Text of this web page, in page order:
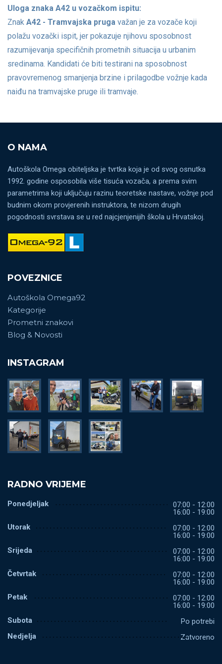
Uloga znaka A42 u vozačkom ispitu:
Znak A42 - Tramvajska pruga važan je za vozače koji
polažu vozački ispit, jer pokazuje njihovu sposobnost
razumijevanja specifičnih prometnih situacija u urbanim
sredinama. Kandidati će biti testirani na sposobnost
pravovremenog smanjenja brzine i prilagodbe vožnje kada
naiđu na tramvajske pruge ili tramvaje.
O NAMA
Autoškola Omega obiteljska je tvrtka koja je od svog osnutka
1992. godine osposobila više tisuća vozača, a prema svim
parametrima koji uključuju razinu teoretske nastave, vožnje pod
budnim okom provjerenih instruktora, te nizom drugih
pogodnosti svrstava se u red najcjenjenijih škola u Hrvatskoj.
POVEZNICE
Autoškola Omega92
Kategorije
Prometni znakovi
Blog & Novosti
INSTAGRAM
RADNO VRIJEME
Ponedjeljak
07:00 - 12:00
16:00 - 19:00
Utorak
07:00 - 12:00
16:00 - 19:00
Srijeda
07:00 - 12:00
16:00 - 19:00
Četvrtak
07:00 - 12:00
16:00 - 19:00
Petak
07:00 - 12:00
16:00 - 19:00
Subota
Po potrebi
Nedjelja
Zatvoreno